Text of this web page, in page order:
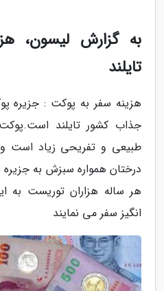
به گزارش لیسون،
تایلند
هزینه سفر به پوکت : جزیره
جذاب کشور تایلند
طبیعی و تفریحی زیاد است
درختان همواره سبزش به
هر ساله هزاران توریست
انگیز سفر می نمایند